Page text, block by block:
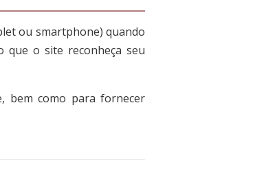
ou smartphone) quando
que o site reconheça seu
bem como para fornecer